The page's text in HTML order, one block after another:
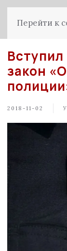
Перейти к
закон
2018-11-02